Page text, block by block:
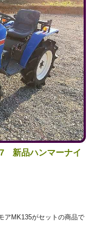
新品ハンマーナイ
アMK135がセットの商品で